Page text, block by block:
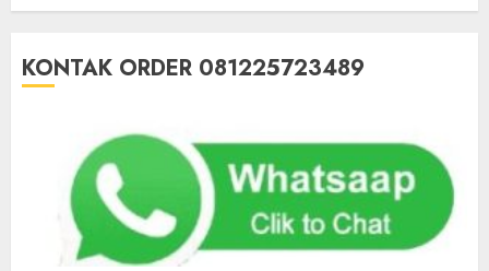
KONTAK ORDER 081225723489